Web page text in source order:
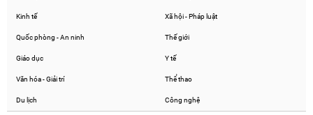
Kinh tế Xã hội - Pháp luật
Quốc phòng - An ninh Thế giới
Giáo dục Y tế
Văn hóa - Giải trí Thể thao
Du lịch Công nghệ